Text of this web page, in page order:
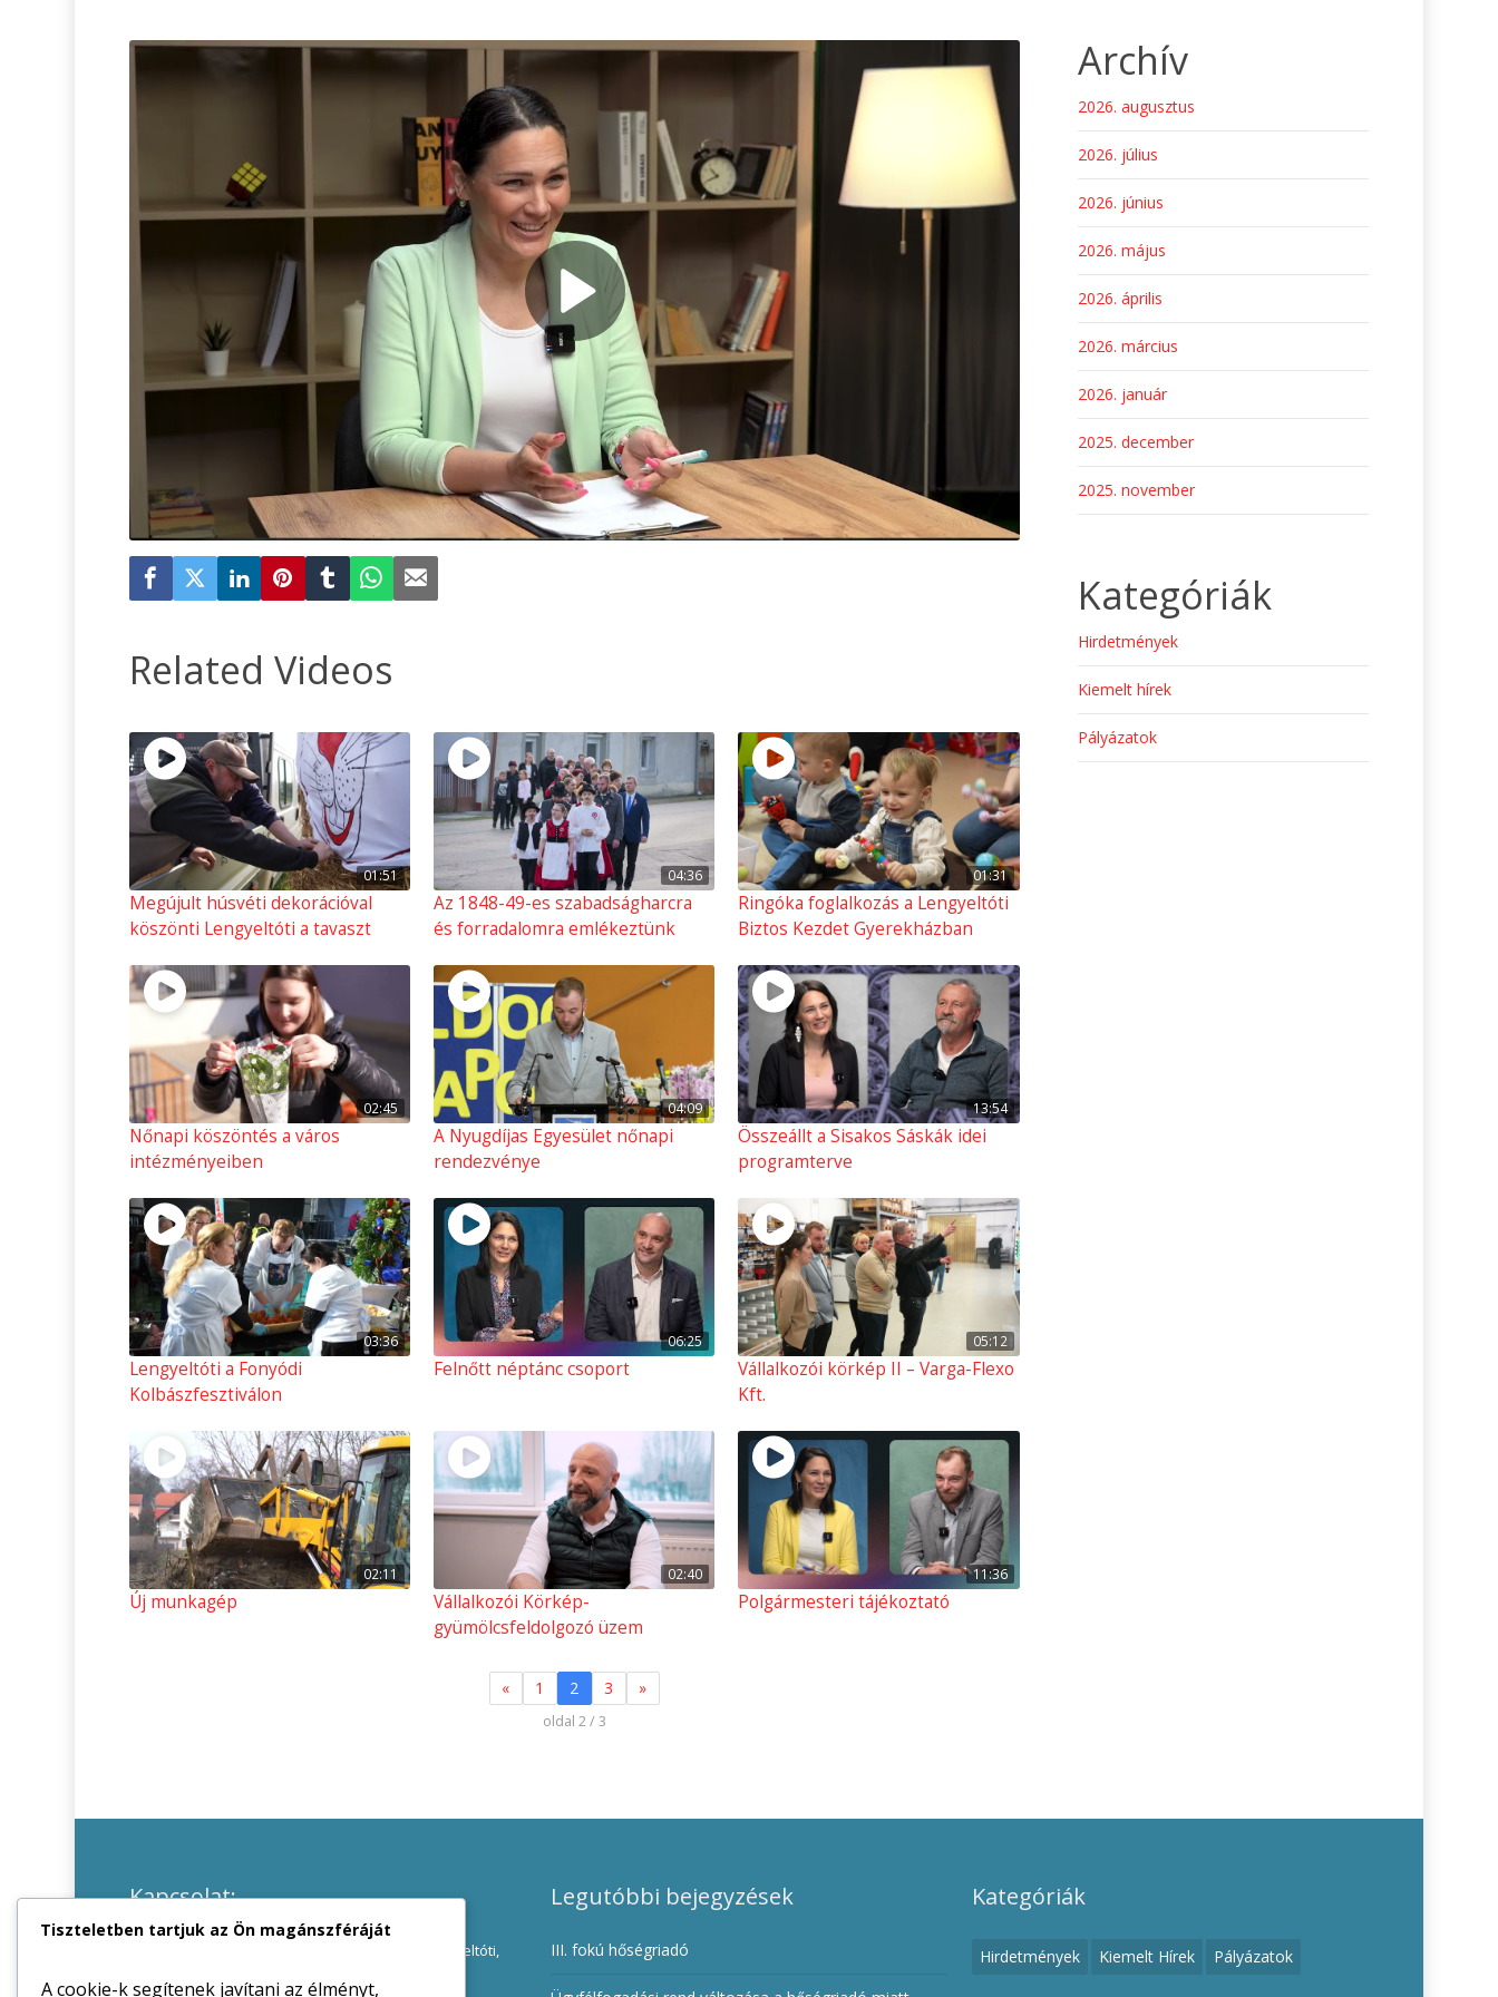
Related Videos
01:51
Megújult húsvéti dekorációval
köszönti Lengyeltóti a tavaszt
04:36
Az 1848-49-es szabadságharcra
és forradalomra emlékeztünk
01:31
Ringóka foglalkozás a Lengyeltóti
Biztos Kezdet Gyerekházban
02:45
Nőnapi köszöntés a város
intézményeiben
04:09
A Nyugdíjas Egyesület nőnapi
rendezvénye
13:54
Összeállt a Sisakos Sáskák idei
programterve
03:36
Lengyeltóti a Fonyódi
Kolbászfesztiválon
06:25
Felnőtt néptánc csoport
05:12
Vállalkozói körkép II – Varga-Flexo
Kft.
02:11
Új munkagép
02:40
Vállalkozói Körkép-
gyümölcsfeldolgozó üzem
11:36
Polgármesteri tájékoztató
« 1 2 3 »
oldal 2 / 3
Archív
2026. augusztus
2026. július
2026. június
2026. május
2026. április
2026. március
2026. január
2025. december
2025. november
Kategóriák
Hirdetmények
Kiemelt hírek
Pályázatok
Kapcsolat:
8693 Lengyeltóti,
Zrínyi u. 2.
Telefon :
Legutóbbi bejegyzések
III. fokú hőségriadó
Kategóriák
Hirdetmények Kiemelt Hírek Pályázatok
Tiszteletben tartjuk az Ön magánszféráját
A cookie-k segítenek javítani az élményt,